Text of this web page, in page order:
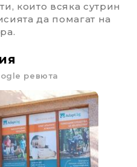
които всяка сутрин
да помагат на
ревюта